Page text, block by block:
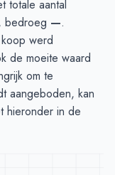
totale aantal
bedroeg —.
werd
de moeite waard
om te
aangeboden, kan
hieronder in de